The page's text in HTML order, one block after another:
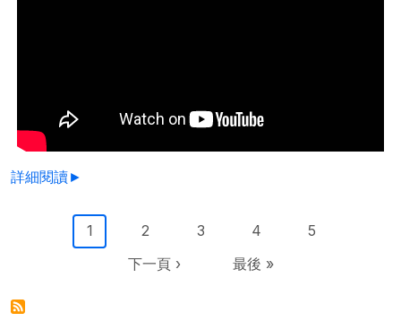
詳細閱讀►
Pagination目前頁面
1 Page
2 Page
3 Page
4 Page
5
下一頁
下一頁 › Last page
最後 »